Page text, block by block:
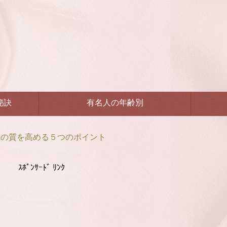
訣 有名人の年齢別
質を高める５つのポイント
ｽﾎﾟﾝｻｰﾄﾞ ﾘﾝｸ